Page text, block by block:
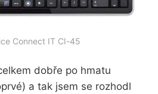
Connect IT CI-45
dobře po hmatu
a tak jsem se rozhodl